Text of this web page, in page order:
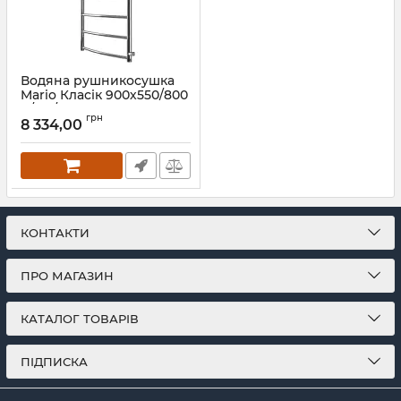
Водяна рушникосушка
Mario Класік 900х550/800
Б/П 1/2"
Артикул:1.1.2210.02.P
8 334,00 грн
КОНТАКТИ
ПРО МАГАЗИН
КАТАЛОГ ТОВАРІВ
ПІДПИСКА